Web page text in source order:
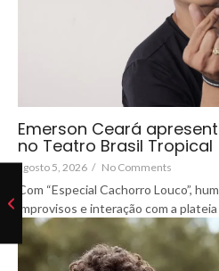
Emerson Ceará
no Teatro Brasil Tropical
agosto 5, 2026 / No Comments
Com “Especial Cachorro Louco”,
improvisos e interação com a